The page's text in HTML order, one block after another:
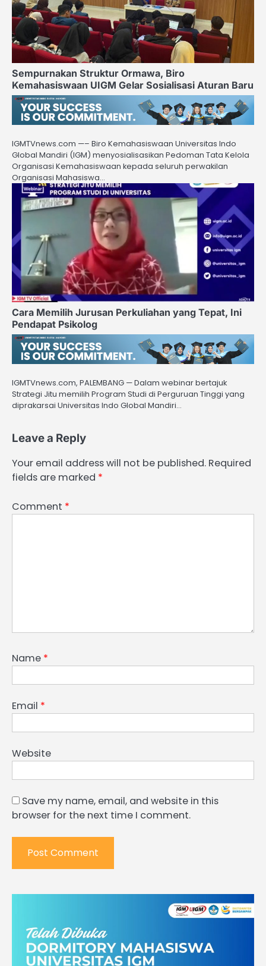
Sempurnakan Struktur Ormawa, Biro
Kemahasiswaan UIGM Gelar Sosialisasi Aturan Baru
IGMTVnews.com —– Biro Kemahasiswaan Universitas Indo
Global Mandiri (IGM) menyosialisasikan Pedoman Tata Kelola
Organisasi Kemahasiswaan kepada seluruh perwakilan
Organisasi Mahasiswa…
Cara Memilih Jurusan Perkuliahan yang Tepat, Ini
Pendapat Psikolog
IGMTVnews.com, PALEMBANG — Dalam webinar bertajuk
Strategi Jitu memilih Program Studi di Perguruan Tinggi yang
diprakarsai Universitas Indo Global Mandiri…
Leave a Reply
Your email address will not be published. Required
fields are marked *
Comment *
Name *
Email *
Website
Save my name, email, and website in this
browser for the next time I comment.